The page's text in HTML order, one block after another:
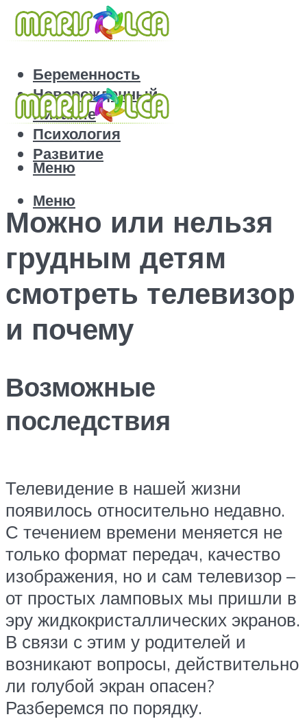
Беременность
Новорожденный
Питание
Психология
Развитие
Меню
Меню
Можно или нельзя
грудным детям
смотреть телевизор
и почему
Возможные
последствия
Телевидение в нашей жизни
появилось относительно недавно.
С течением времени меняется не
только формат передач, качество
изображения, но и сам телевизор –
от простых ламповых мы пришли в
эру жидкокристаллических экранов.
В связи с этим у родителей и
возникают вопросы, действительно
ли голубой экран опасен?
Разберемся по порядку.